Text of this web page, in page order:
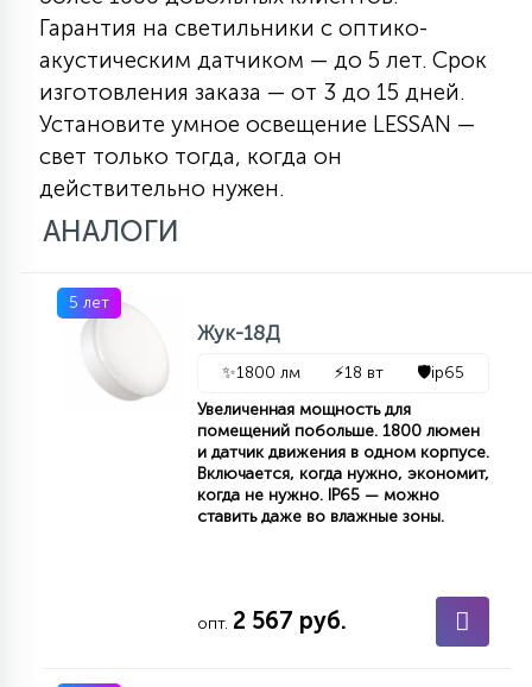
Гарантия на светильники с оптико-
акустическим датчиком — до 5 лет. Срок
изготовления заказа — от 3 до 15 дней.
Установите умное освещение LESSAN —
свет только тогда, когда он
действительно нужен.
АНАЛОГИ
5 лет
Жук-18Д
✨1800 лм ⚡18 вт 🛡️ip65
Увеличенная мощность для
помещений побольше. 1800 люмен
и датчик движения в одном корпусе.
Включается, когда нужно, экономит,
когда не нужно. IP65 — можно
ставить даже во влажные зоны.
опт. 2 567 руб.